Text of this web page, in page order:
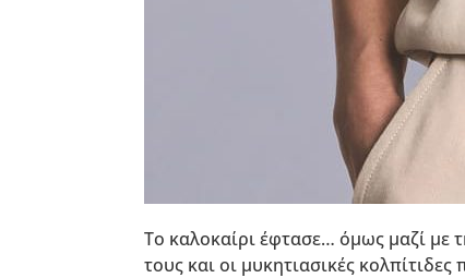
Το καλοκαίρι έφτασε… όμως μαζί με
τους και οι μυκητιασικές